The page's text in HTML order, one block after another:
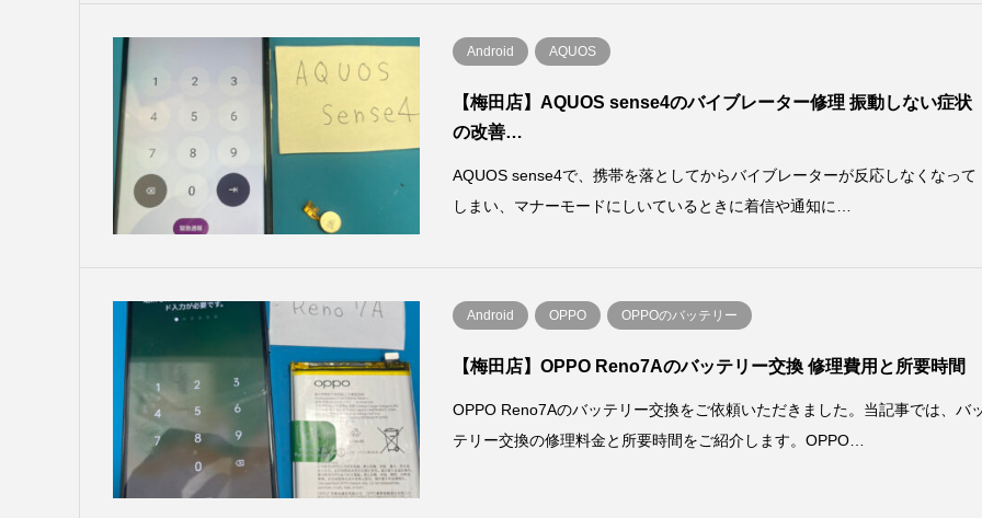
Android AQUOS
【梅田店】AQUOS sense4のバイブレーター修理 振動しない症状
の改善…
AQUOS sense4で、携帯を落としてからバイブレーターが反応しなくなって
しまい、マナーモードにしいているときに着信や通知に…
Android OPPO OPPOのバッテリー
【梅田店】OPPO Reno7Aのバッテリー交換 修理費用と所要時間
OPPO Reno7Aのバッテリー交換をご依頼いただきました。当記事では、バ
テリー交換の修理料金と所要時間をご紹介します。OPPO…